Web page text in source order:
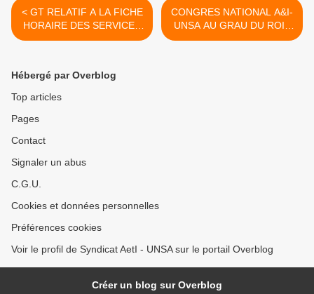
< GT RELATIF A LA FICHE
HORAIRE DES SERVICES
ACADEMIQUES DU
CONGRES NATIONAL A&I-
UNSA AU GRAU DU ROI :
7, 8 et 9 juin 2016 >
Hébergé par Overblog
Top articles
Pages
Contact
Signaler un abus
C.G.U.
Cookies et données personnelles
Préférences cookies
Voir le profil de Syndicat AetI - UNSA sur le portail Overblog
Créer un blog sur Overblog